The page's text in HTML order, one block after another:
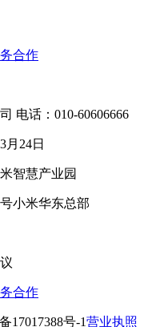
合作
电话：010-60606666
月24日
智慧产业园
小米华东总部
合作
17017388号-1营业执照